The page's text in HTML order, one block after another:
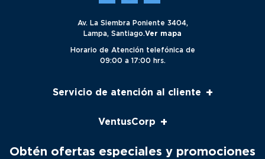
Av. La Siembra Poniente 3404,
Lampa, Santiago.Ver mapa
Horario de Atención telefónica de
09:00 a 17:00 hrs.
Servicio de atención al cliente +
Seguimiento
Contacto
VentusCorp +
Productos
Obtén ofertas especiales y promociones